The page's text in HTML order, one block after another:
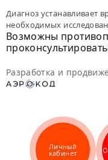
Диагноз устанавливает
необходимых
Возможны
Разработка и
Личный
кабинет